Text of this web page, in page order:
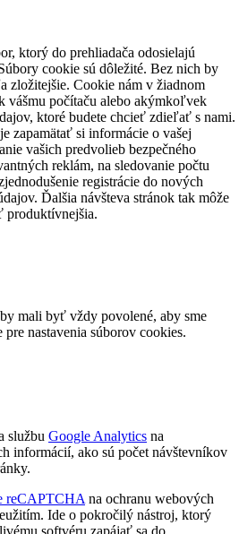
ktorý do prehliadača odosielajú
cookie sú dôležité. Bez nich by
zložitejšie. Cookie nám v žiadnom
vášmu počítaču alebo akýmkoľvek
ktoré budete chcieť zdieľať s nami.
zapamätať si informácie o vašej
vašich predvolieb bezpečného
reklám, na sledovanie počtu
registrácie do nových
Ďalšia návšteva stránok tak môže
produktívnejšia.
mali byť vždy povolené, aby sme
nastavenia súborov cookies.
službu Google Analytics na
informácií, ako sú počet návštevníkov
reCAPTCHA na ochranu webových
Ide o pokročilý nástroj, ktorý
softvéru zapájať sa do